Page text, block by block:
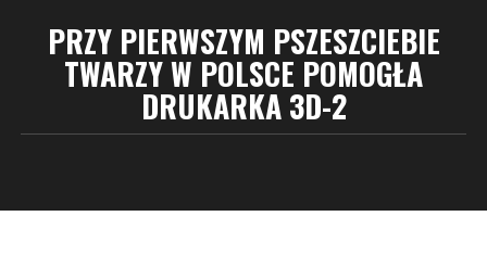
PRZY PIERWSZYM PSZESZCIEBIE
TWARZY W POLSCE POMOGŁA
DRUKARKA 3D-2